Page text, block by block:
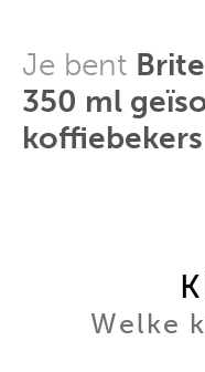
Je bent
350 ml
koffiebekers
Welke